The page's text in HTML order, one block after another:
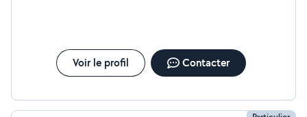
Voir le profil Contacter